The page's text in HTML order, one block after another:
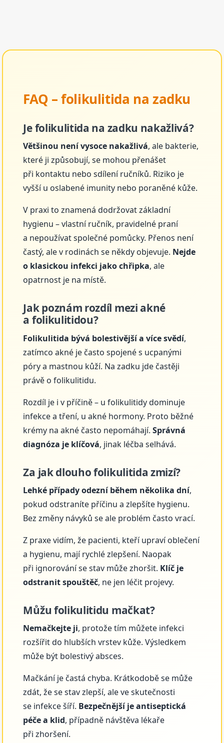
FAQ – folikulitida na zadku
Je folikulitida na zadku nakažlivá?
Většinou není vysoce nakažlivá, ale bakterie,
které ji způsobují, se mohou přenášet
při kontaktu nebo sdílení ručníků. Riziko je
vyšší u oslabené imunity nebo poraněné kůže.
V praxi to znamená dodržovat základní
hygienu – vlastní ručník, pravidelné praní
a nepoužívat společné pomůcky. Přenos není
častý, ale v rodinách se někdy objevuje. Nejde
o klasickou infekci jako chřipka, ale
opatrnost je na místě.
Jak poznám rozdíl mezi akné
a folikulitidou?
Folikulitida bývá bolestivější a více svědí,
zatímco akné je často spojené s ucpanými
póry a mastnou kůží. Na zadku jde častěji
právě o folikulitidu.
Rozdíl je i v příčině – u folikulitidy dominuje
infekce a tření, u akné hormony. Proto běžné
krémy na akné často nepomáhají.Správná
diagnóza je klíčová, jinak léčba selhává.
Za jak dlouho folikulitida zmizí?
Lehké případy odezní během několika dní,
pokud odstraníte příčinu a zlepšíte hygienu.
Bez změny návyků se ale problém často vrací.
Z praxe vidím, že pacienti, kteří upraví oblečení
a hygienu, mají rychlé zlepšení. Naopak
při ignorování se stav může zhoršit. Klíč je
odstranit spouštěč, ne jen léčit projevy.
Můžu folikulitidu mačkat?
Nemačkejte ji, protože tím můžete infekci
rozšířit do hlubších vrstev kůže. Výsledkem
může být bolestivý absces.
Mačkání je častá chyba. Krátkodobě se může
zdát, že se stav zlepší, ale ve skutečnosti
se infekce šíří. Bezpečnější je antiseptická
péče a klid, případně návštěva lékaře
při zhoršení.